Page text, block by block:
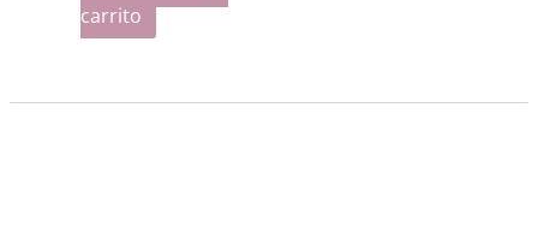
carrito